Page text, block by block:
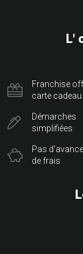
L'
Franchise
carte
Démarches
simplifiées
Pas d'avance
de frais